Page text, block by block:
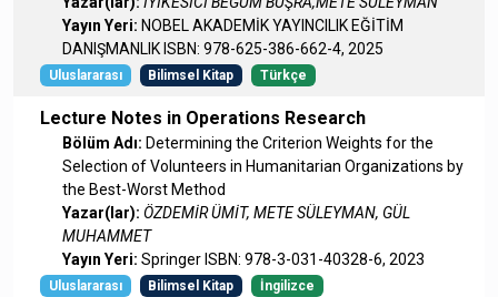
Yayın Yeri: NOBEL AKADEMİK YAYINCILIK EĞİTİM
DANIŞMANLIK ISBN: 978-625-386-662-4, 2025
Uluslararası Bilimsel Kitap Türkçe
Lecture Notes in Operations Research
Bölüm Adı: Determining the Criterion Weights for the
Selection of Volunteers in Humanitarian Organizations by
the Best-Worst Method
Yazar(lar): ÖZDEMİR ÜMİT, METE SÜLEYMAN, GÜL
MUHAMMET
Yayın Yeri: Springer ISBN: 978-3-031-40328-6, 2023
Uluslararası Bilimsel Kitap İngilizce